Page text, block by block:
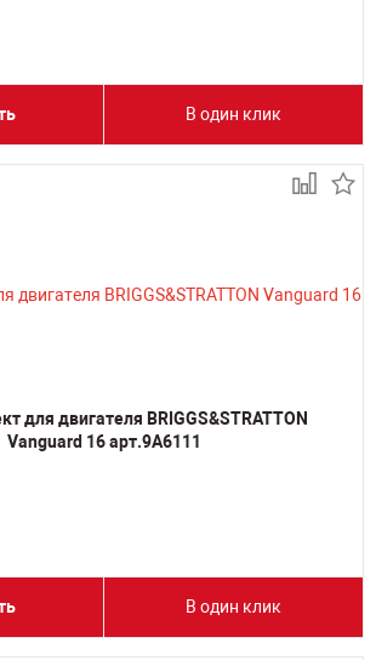
В один клик
для двигателя BRIGGS&STRATTON
Vanguard 16 арт.9A6111
В один клик